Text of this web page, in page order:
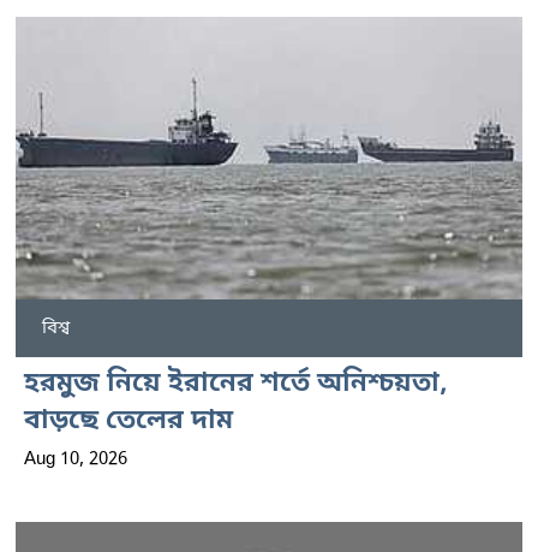
বিশ্ব
হরমুজ নিয়ে ইরানের শর্তে অনিশ্চয়তা,
বাড়ছে তেলের দাম
Aug 10, 2026